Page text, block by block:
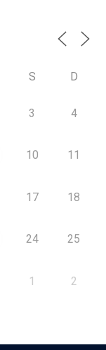
S D
3 4
10 11
17 18
24 25
1 2